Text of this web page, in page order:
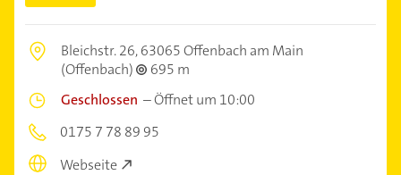
Bleichstr. 26,63065 Offenbach am Main
(Offenbach)
695 m
Geschlossen –Öffnet um 10:00
0175 7 78 89 95
Webseite